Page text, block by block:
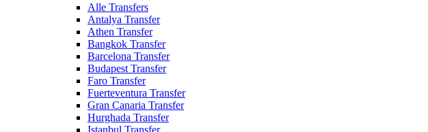
Alle Transfers
Antalya Transfer
Athen Transfer
Bangkok Transfer
Barcelona Transfer
Budapest Transfer
Faro Transfer
Fuerteventura Transfer
Gran Canaria Transfer
Hurghada Transfer
Istanbul Transfer